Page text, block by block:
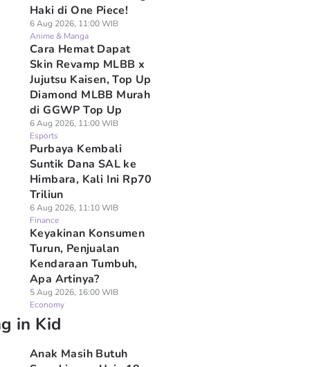
Haki di One Piece!
6 Aug 2026, 11:00 WIB
Anime & Manga
Cara Hemat Dapat
Skin Revamp MLBB x
Jujutsu Kaisen, Top Up
Diamond MLBB Murah
di GGWP Top Up
6 Aug 2026, 11:00 WIB
Esports
Purbaya Kembali
Suntik Dana SAL ke
Himbara, Kali Ini Rp70
Triliun
6 Aug 2026, 11:10 WIB
Finance
Keyakinan Konsumen
Turun, Penjualan
Kendaraan Tumbuh,
Apa Artinya?
5 Aug 2026, 16:00 WIB
Economy
in Kid
Anak Masih Butuh